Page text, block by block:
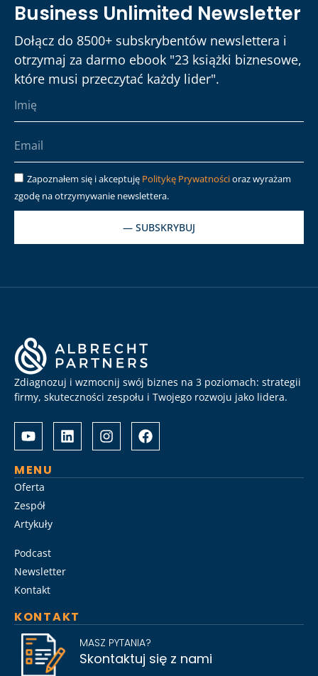
Business Unlimited Newsletter
Dołącz do 8500+ subskrybentów newslettera i
otrzymaj za darmo ebook "23 książki biznesowe,
które musi przeczytać każdy lider".
Zapoznałem się i akceptuję Politykę Prywatnościoraz wyrażam
zgodę na otrzymywanie newslettera.
— SUBSKRYBUJ
Zdiagnozuj i wzmocnij swój biznes na 3 poziomach: strategii
firmy, skuteczności zespołu i Twojego rozwoju jako lidera.
Albrecht
Partners
разом
із
Сіті
розробили
Слот
Сіті
вхід
ринок
для
топ-
менеджменту
Разом
Albrechtpartners
в
Slot
провели
дослідження
топ-
менеджменту,
виявивши
тренди
найму
2026
MENU
Oferta
Zespół
Artykuły
Podcast
Newsletter
Kontakt
KONTAKT
MASZ PYTANIA?
Skontaktuj się z nami